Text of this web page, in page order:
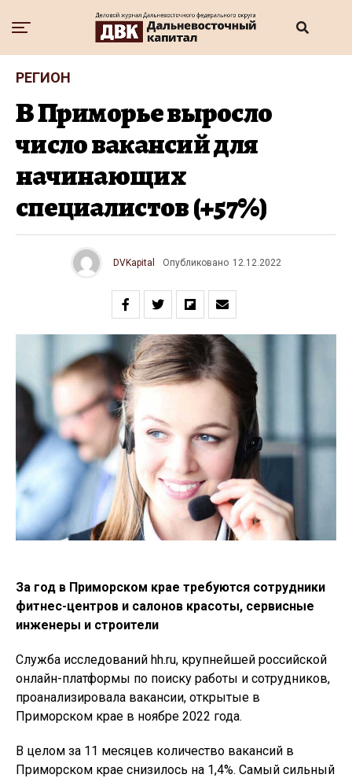
РЕГИОН
В Приморье выросло
число вакансий для
начинающих
специалистов (+57%)
DVKapital Опубликовано 12.12.2022
За год в Приморском крае требуются сотрудники
фитнес-центров и салонов красоты, сервисные
инженеры и строители
Служба исследований hh.ru, крупнейшей российской
онлайн-платформы по поиску работы и сотрудников,
проанализировала вакансии, открытые в
Приморском крае в ноябре 2022 года.
В целом за 11 месяцев количество вакансий в
Приморском крае снизилось на 1,4%. Самый сильный